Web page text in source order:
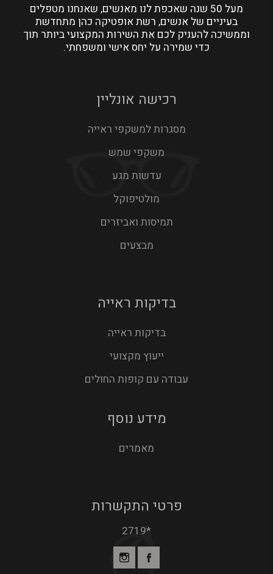
מעל 50 שנה שאכפת לנו מאנשים, שאנחנו מטפלים
בעיניים של אנשים, רשת אופטיקה כהן מתחדשת
וממשיכה להעניק לכם את השירות המקצועי ביותר תוך
כדי שמירה על יחס אישי ומשפחתי.
רכישה אונליין
מסגרות למשקפי ראייה
משקפי שמש
עדשות מגע
מולטיפוקל
תמיסות ואביזרים
מבצעים
בדיקות ראייה
בדיקות ראייה
ייעוץ מקצועי
עבודה עם קופות החולים
מידע נוסף
מאמרים
פרטי התקשרות
*2719